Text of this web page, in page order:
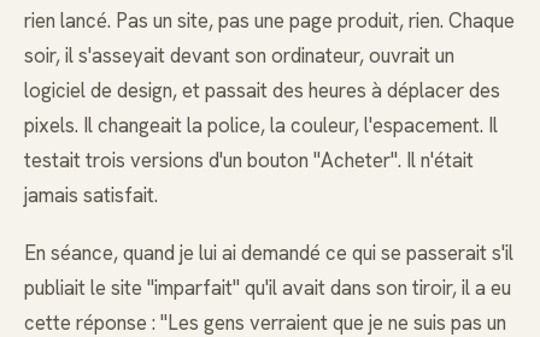
rien lancé. Pas un site, pas une page produit, rien. Chaque
soir, il s'asseyait devant son ordinateur, ouvrait un
logiciel de design, et passait des heures à déplacer des
pixels. Il changeait la police, la couleur, l'espacement. Il
testait trois versions d'un bouton "Acheter". Il n'était
jamais satisfait.
En séance, quand je lui ai demandé ce qui se passerait s'il
publiait le site "imparfait" qu'il avait dans son tiroir, il a eu
cette réponse : "Les gens verraient que je ne suis pas un